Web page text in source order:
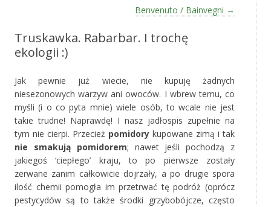
Benvenuto / Bainvegni →
Truskawka. Rabarbar. I trochę
ekologii :)
Jak pewnie już wiecie, nie kupuję żadnych
niesezonowych warzyw ani owoców. I wbrew temu, co
myśli (i o co pyta mnie) wiele osób, to wcale nie jest
takie trudne! Naprawdę! I nasz jadłospis zupełnie na
tym nie cierpi. Przecież pomidory kupowane zimą i tak
nie smakują pomidorem; nawet jeśli pochodzą z
jakiegoś ‘ciepłego’ kraju, to po pierwsze zostały
zerwane zanim całkowicie dojrzały, a po drugie spora
ilość chemii pomogła im przetrwać tę podróż (oprócz
pestycydów są to także środki grzybobójcze, często